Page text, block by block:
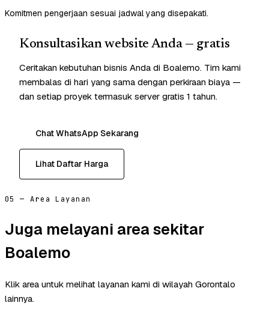
Komitmen pengerjaan sesuai jadwal yang disepakati.
Konsultasikan website Anda — gratis
Ceritakan kebutuhan bisnis Anda di Boalemo. Tim kami
membalas di hari yang sama dengan perkiraan biaya —
dan setiap proyek termasuk server gratis 1 tahun.
Chat WhatsApp Sekarang
Lihat Daftar Harga
05 — Area Layanan
Juga melayani area sekitar
Boalemo
Klik area untuk melihat layanan kami di wilayah Gorontalo
lainnya.